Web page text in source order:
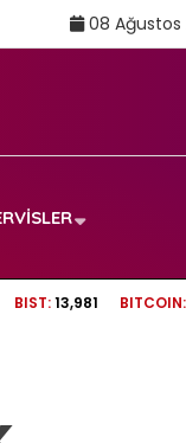
08 Ağustos
TV100 CANLI
BIST: 13,981 BITCOIN: